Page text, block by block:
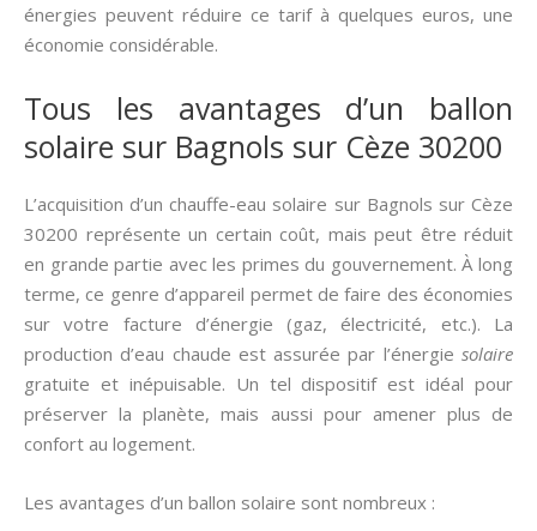
énergies peuvent réduire ce tarif à quelques euros, une
économie considérable.
Tous les avantages d’un ballon
solaire sur Bagnols sur Cèze 30200
L’acquisition d’un chauffe-eau solaire sur Bagnols sur Cèze
30200 représente un certain coût, mais peut être réduit
en grande partie avec les primes du gouvernement. À long
terme, ce genre d’appareil permet de faire des économies
sur votre facture d’énergie (gaz, électricité, etc.). La
production d’eau chaude est assurée par l’énergie solaire
gratuite et inépuisable. Un tel dispositif est idéal pour
préserver la planète, mais aussi pour amener plus de
confort au logement.
Les avantages d’un ballon solaire sont nombreux :